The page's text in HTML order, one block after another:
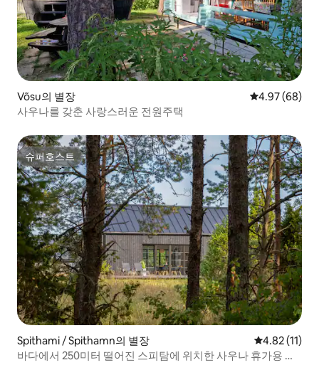
Võsu의 별장 평점 4.97점(5
4.97 (68)
사우나를 갖춘 사랑스러운 전원주택
슈퍼호스트
슈퍼호스트
Spithami / Spithamn의 별장 평점 4.82점
4.82 (11)
바다에서 250미터 떨어진 스피탐에 위치한 사우나 휴가용 숙